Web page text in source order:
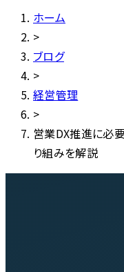
ホーム
>
ブログ
>
経営管理
>
営業DX推進に必
り組みを解説